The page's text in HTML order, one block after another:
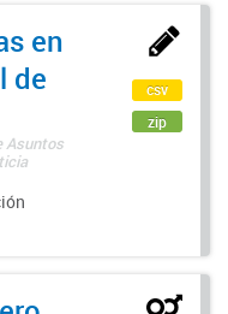
en
de
Asuntos
csv
zip